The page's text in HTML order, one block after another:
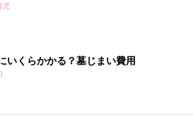
児
いくらかかる？墓じまい費用